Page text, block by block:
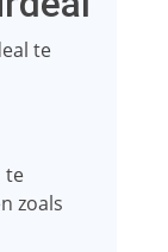
te
te
zoals